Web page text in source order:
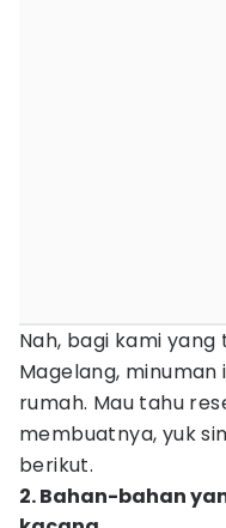
Nah, bagi kami
Magelang, minuman
rumah. Mau tahu
membuatnya, yuk
berikut.
2. Bahan-bahan